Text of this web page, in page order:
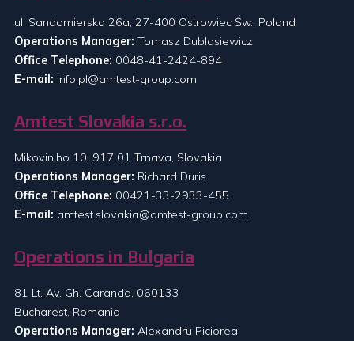
ul. Sandomierska 26a, 27-400 Ostrowiec Św., Poland
Operations Manager: Tomasz Dublasiewicz
Office Telephone: 0048-41-2424-894
E-mail: info.pl@amtest-group.com
Amtest Slovakia s.r.o.
Mikoviniho 10, 917 01 Trnava, Slovakia
Operations Manager: Richard Duris
Office Telephone: 00421-33-2933-455
E-mail: amtest.slovakia@amtest-group.com
Operations in Bulgaria
81 Lt. Av. Gh. Caranda, 060133
Bucharest, Romania
Operations Manager: Alexandru Piciorea